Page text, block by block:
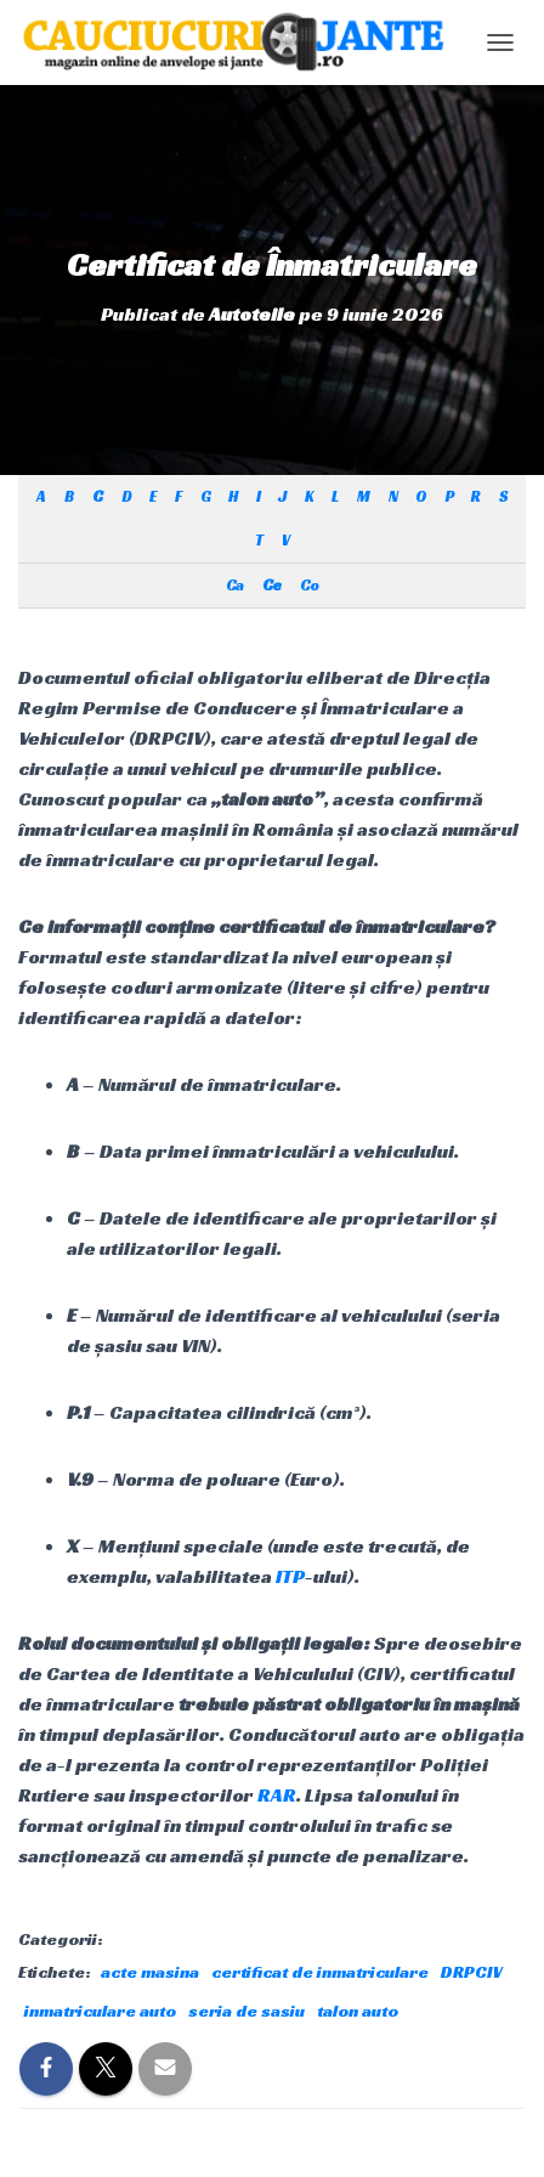
O
G
A
Certificat de Înmatriculare
Publicat deAutoteilepe9 iunie 2026
A B C D E F G H I J K L M N O P R S
T V
Ca Ce Co
Documentul oficial obligatoriu eliberat de Direcția
Regim Permise de Conducere și Înmatriculare a
Vehiculelor (DRPCIV), care atestă dreptul legal de
circulație a unui vehicul pe drumurile publice.
Cunoscut popular ca„talon auto”, acesta confirmă
înmatricularea mașinii în România și asociază numărul
de înmatriculare cu proprietarul legal.
Ce informații conține certificatul de înmatriculare?
Formatul este standardizat la nivel european și
folosește coduri armonizate (litere și cifre) pentru
identificarea rapidă a datelor:
A– Numărul de înmatriculare.
B– Data primei înmatriculări a vehiculului.
C– Datele de identificare ale proprietarilor și
ale utilizatorilor legali.
E– Numărul de identificare al vehiculului (seria
de șasiu sau VIN).
P.1– Capacitatea cilindrică (cm³).
V.9– Norma de poluare (Euro).
X– Mențiuni speciale (unde este trecută, de
exemplu, valabilitateaITP-ului).
Rolul documentului și obligații legale:Spre deosebire
de Cartea de Identitate a Vehiculului (CIV), certificatul
de înmatricularetrebuie păstrat obligatoriu în mașină
în timpul deplasărilor. Conducătorul auto are obligația
de a-l prezenta la control reprezentanților Poliției
Rutiere sau inspectorilorRAR. Lipsa talonului în
format original în timpul controlului în trafic se
sancționează cu amendă și puncte de penalizare.
Categorii:
Etichete: acte masina certificat de inmatriculare DRPCIV
inmatriculare auto seria de sasiu talon auto